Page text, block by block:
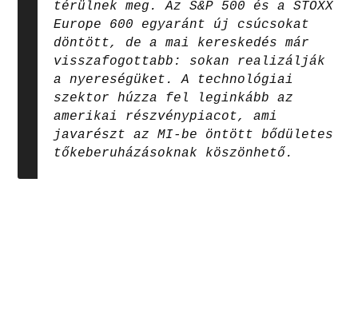
térülnek meg. Az S&P 500 és a STOXX
Europe 600 egyaránt új csúcsokat
döntött, de a mai kereskedés már
visszafogottabb: sokan realizálják
a nyereségüket. A technológiai
szektor húzza fel leginkább az
amerikai részvénypiacot, ami
javarészt az MI-be öntött bődületes
tőkeberuházásoknak köszönhető.